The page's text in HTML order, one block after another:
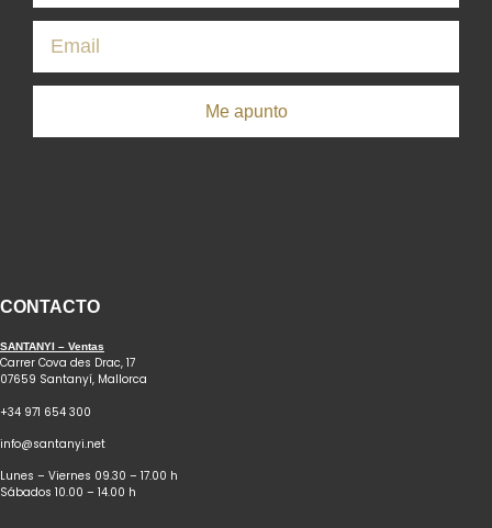
Me apunto
CONTACTO
SANTANYI – Ventas
Carrer Cova des Drac, 17
07659 Santanyí, Mallorca
+34 971 654 300
info@santanyi.net
Lunes – Viernes 09.30 – 17.00 h
Sábados 10.00 – 14.00 h